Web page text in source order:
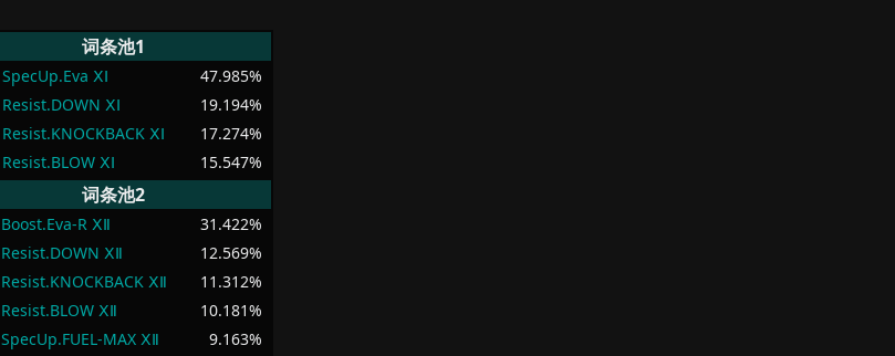
词条池1
SpecUp.Eva ⅩⅠ 47.985%
Resist.DOWN ⅩⅠ
19.194%
Resist.KNOCKBACK ⅩⅠ
17.274%
Resist.BLOW ⅩⅠ
15.547%
词条池2
Boost.Eva-R ⅩⅡ 31.422%
Resist.DOWN ⅩⅡ
12.569%
Resist.KNOCKBACK ⅩⅡ
11.312%
Resist.BLOW ⅩⅡ
10.181%
SpecUp.FUEL-MAX ⅩⅡ
9.163%